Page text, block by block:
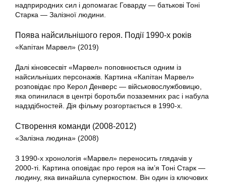
надприродних сил і допомагає Говарду — батькові Тоні
Старка — Залізної людини.
Поява найсильнішого героя. Події 1990-х років
«Капітан Марвел» (2019)
Далі кіновсесвіт «Марвел» поповнюється одним із
найсильніших персонажів. Картина «Капітан Марвел»
розповідає про Керол Денверс — військовослужбовицю,
яка опинилася в центрі боротьби позаземних рас і набула
надздібностей. Дія фільму розгортається в 1990-х.
Створення команди (2008-2012)
«Залізна людина» (2008)
З 1990-х хронологія «Марвел» переносить глядачів у
2000-ті. Картина оповідає про героя на ім’я Тоні Старк —
людину, яка винайшла суперкостюм. Він один із ключових